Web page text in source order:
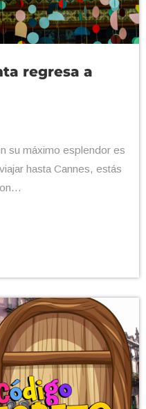
regresa a
su máximo esplendor es
hasta Cannes, estás